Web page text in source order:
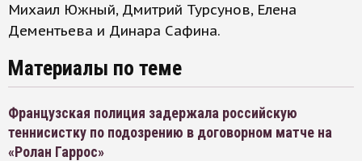
Михаил Южный, Дмитрий Турсунов, Елена
Дементьева и Динара Сафина.
Материалы по теме
Французская полиция задержала российскую
теннисистку по подозрению в договорном матче на
«Ролан Гаррос»